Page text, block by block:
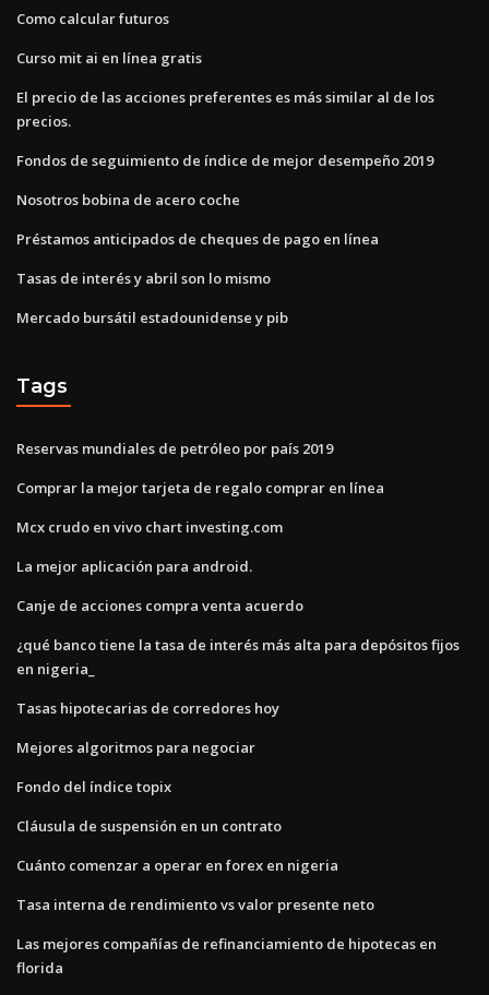
Como calcular futuros
Curso mit ai en línea gratis
El precio de las acciones preferentes es más similar al de los
precios.
Fondos de seguimiento de índice de mejor desempeño 2019
Nosotros bobina de acero coche
Préstamos anticipados de cheques de pago en línea
Tasas de interés y abril son lo mismo
Mercado bursátil estadounidense y pib
Tags
Reservas mundiales de petróleo por país 2019
Comprar la mejor tarjeta de regalo comprar en línea
Mcx crudo en vivo chart investing.com
La mejor aplicación para android.
Canje de acciones compra venta acuerdo
¿qué banco tiene la tasa de interés más alta para depósitos fijos
en nigeria_
Tasas hipotecarias de corredores hoy
Mejores algoritmos para negociar
Fondo del índice topix
Cláusula de suspensión en un contrato
Cuánto comenzar a operar en forex en nigeria
Tasa interna de rendimiento vs valor presente neto
Las mejores compañías de refinanciamiento de hipotecas en
florida